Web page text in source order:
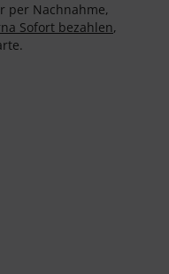
per Nachnahme,
Sofort bezahlen,